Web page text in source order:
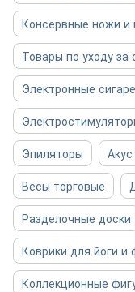
Консервные ножи и
Товары по уходу за
Электронные
Эпиляторы
Весы торговые
Разделочные доски
Коврики для йоги и
Коллекционные